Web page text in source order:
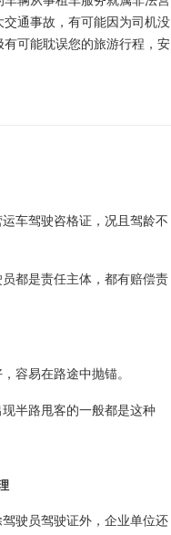
通事故，有可能因为司机没
可能耽误您的旅游行程，安
车驾驶咨格证，况且驾龄不
都是责任主体，都有赔偿责
容易在路途中抛锚。
半路甩客的一般都是这种
驶员驾驶证外，企业单位还